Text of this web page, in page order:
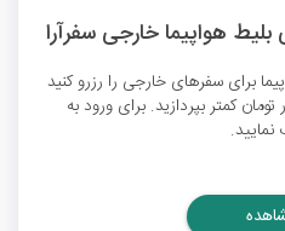
برای سفرهای خارجی را رزرو کنید
تومان کمتر بپردازید. برای ورود به